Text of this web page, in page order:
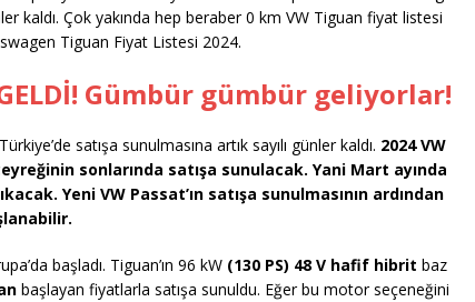
kaldı. Çok yakında hep beraber 0 km VW Tiguan fiyat listesi
Tiguan Fiyat Listesi 2024.
GELDİ! Gümbür gümbür geliyorlar!
satışa sunulmasına artık sayılı günler kaldı. 2024 VW
sonlarında satışa sunulacak. Yani Mart ayında
Yeni VW Passat’ın satışa sunulmasının ardından
başladı. Tiguan’ın 96 kW (130 PS) 48 V hafif hibrit baz
başlayan fiyatlarla satışa sunuldu. Eğer bu motor seçeneğini